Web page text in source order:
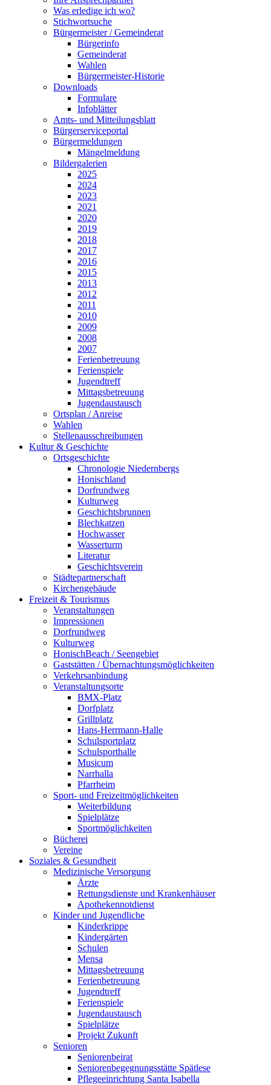
Was erledige ich wo?
Stichwortsuche
Bürgermeister / Gemeinderat
Bürgerinfo
Gemeinderat
Wahlen
Bürgermeister-Historie
Downloads
Formulare
Infoblätter
Amts- und Mitteilungsblatt
Bürgerserviceportal
Bürgermeldungen
Mängelmeldung
Bildergalerien
2025
2024
2023
2021
2020
2019
2018
2017
2016
2015
2013
2012
2011
2010
2009
2008
2007
Ferienbetreuung
Ferienspiele
Jugendtreff
Mittagsbetreuung
Jugendaustausch
Ortsplan / Anreise
Wahlen
Stellenausschreibungen
Kultur & Geschichte
Ortsgeschichte
Chronologie Niedernbergs
Honischland
Dorfrundweg
Kulturweg
Geschichtsbrunnen
Blechkatzen
Hochwasser
Wasserturm
Literatur
Geschichtsverein
Städtepartnerschaft
Kirchengebäude
Freizeit & Tourismus
Veranstaltungen
Impressionen
Dorfrundweg
Kulturweg
HonischBeach / Seengebiet
Gaststätten / Übernachtungsmöglichkeiten
Verkehrsanbindung
Veranstaltungsorte
BMX-Platz
Dorfplatz
Grillplatz
Hans-Herrmann-Halle
Schulsportplatz
Schulsporthalle
Musicum
Narrhalla
Pfarrheim
Sport- und Freizeitmöglichkeiten
Weiterbildung
Spielplätze
Sportmöglichkeiten
Bücherei
Vereine
Soziales & Gesundheit
Medizinische Versorgung
Ärzte
Rettungsdienste und Krankenhäuser
Apothekennotdienst
Kinder und Jugendliche
Kinderkrippe
Kindergärten
Schulen
Mensa
Mittagsbetreuung
Ferienbetreuung
Jugendtreff
Ferienspiele
Jugendaustausch
Spielplätze
Projekt Zukunft
Senioren
Seniorenbeirat
Seniorenbegegnungsstätte Spätlese
Pflegeeinrichtung Santa Isabella